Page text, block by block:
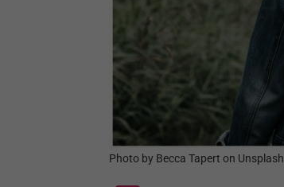
Photo by Becca Tapert on Unsplash